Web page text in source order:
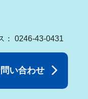
： 0246-43-0431
い合わせ